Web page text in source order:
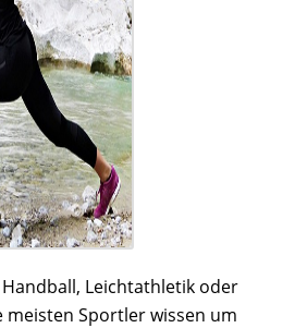
Leichtathletik oder
meisten Sportler wissen um